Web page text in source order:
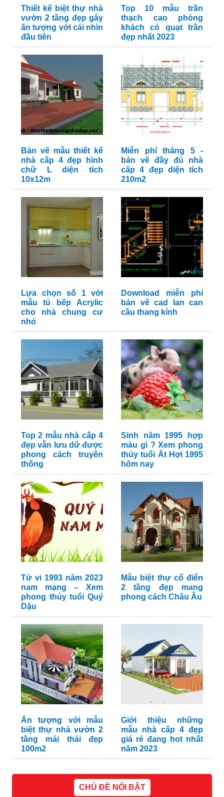
Thiết kế biệt thự nhà
vườn 2 tầng đẹp gây
ấn tượng với cái nhìn
đầu tiên
Top 10 mẫu trần
thạch cao phòng
khách có quạt trần
đẹp nhất 2023
Bản vẽ mẫu thiết kế
nhà cấp 4 đẹp hình
chữ L diện tích
10x12m
Miễn phí tháng 5 -
bản vẽ đầy đủ nhà
cấp 4 đẹp diện tích
210m2
Lựa chọn số 1 với
mẫu tủ bếp Acrylic
cho nhà chung cư
nhỏ
Download miễn phí
bản vẽ cad lan can
cầu thang kính
Top 2 mẫu nhà cấp 4
đẹp vẫn lưu dữ được
phong cách truyền
thống
Sinh năm 1995 hợp
màu gì ? Xem phong
thủy tuổi Ất Hợi 1995
hôm nay
Tử vi 1993 năm 2023
nam mạng – Xem
phong thủy tuổi Quý
Dậu
Mẫu biệt thự cổ điển
2 tầng đẹp mang
phong cách Châu Âu
Ấn tượng với mẫu
biệt thự nhà vườn 2
tầng mái thái đẹp
100m2
Giới thiệu những
mẫu nhà cấp 4 đẹp
giá rẻ đang hot nhất
năm 2023
CHỦ ĐỀ NỔI BẬT